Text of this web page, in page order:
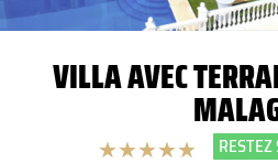
VILLA AVEC
★★★★★